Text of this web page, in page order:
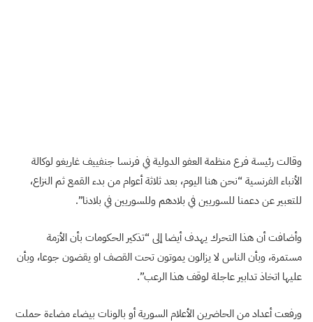
وقالت رئيسة فرع منظمة العفو الدولية في فرنسا جنفييف غاريغو لوكالة
الأنباء الفرنسية “نحن هنا اليوم، بعد ثلاثة أعوام من بدء القمع ثم النزاع،
للتعبير عن دعمنا للسوريين في بلادهم وللسوريين في بلادنا”.
وأضافت أن هذا التحرك يهدف أيضا إلى “تذكير الحكومات بأن الأزمة
مستمرة، وبأن الناس لا يزالون يموتون تحت القصف او يقضون جوعا، وبأن
عليها اتخاذ تدابير عاجلة لوقف هذا الرعب”.
ورفعت أعداد من الحاضرين الأعلام السورية أو بالونات بيضاء مضاءة حملت